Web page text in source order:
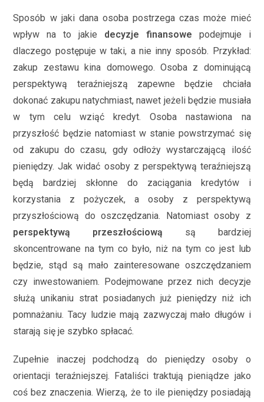
Sposób w jaki dana osoba postrzega czas może mieć
wpływ na to jakie decyzje finansowe podejmuje i
dlaczego postępuje w taki, a nie inny sposób. Przykład:
zakup zestawu kina domowego. Osoba z dominującą
perspektywą teraźniejszą zapewne będzie chciała
dokonać zakupu natychmiast, nawet jeżeli będzie musiała
w tym celu wziąć kredyt. Osoba nastawiona na
przyszłość będzie natomiast w stanie powstrzymać się
od zakupu do czasu, gdy odłoży wystarczającą ilość
pieniędzy. Jak widać osoby z perspektywą teraźniejszą
będą bardziej skłonne do zaciągania kredytów i
korzystania z pożyczek, a osoby z perspektywą
przyszłościową do oszczędzania. Natomiast osoby z
perspektywą przeszłościową są bardziej
skoncentrowane na tym co było, niż na tym co jest lub
będzie, stąd są mało zainteresowane oszczędzaniem
czy inwestowaniem. Podejmowane przez nich decyzje
służą unikaniu strat posiadanych już pieniędzy niż ich
pomnażaniu. Tacy ludzie mają zazwyczaj mało długów i
starają się je szybko spłacać.
Zupełnie inaczej podchodzą do pieniędzy osoby o
orientacji teraźniejszej. Fataliści traktują pieniądze jako
coś bez znaczenia. Wierzą, że to ile pieniędzy posiadają